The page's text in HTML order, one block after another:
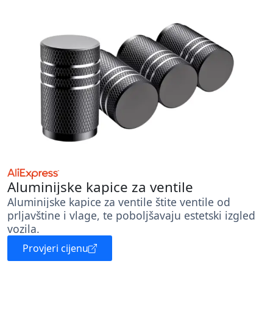
Aluminijske kapice za ventile
Aluminijske kapice za ventile štite ventile od
prljavštine i vlage, te poboljšavaju estetski izgled
vozila.
Provjeri cijenu